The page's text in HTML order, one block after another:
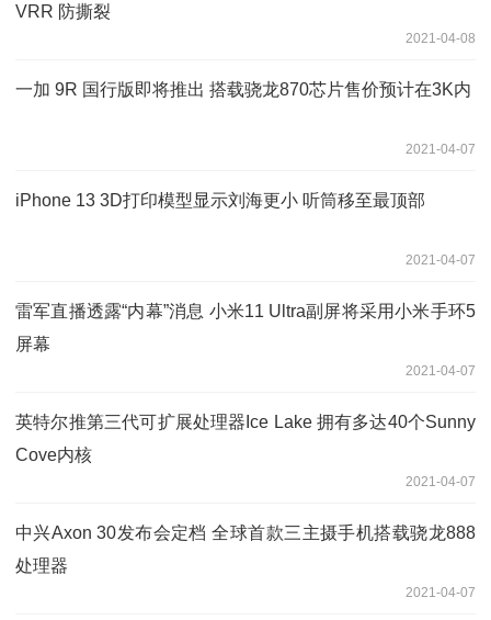
VRR 防撕裂
2021-04-08
一加 9R 国行版即将推出 搭载骁龙870芯片售价预计在3K内
2021-04-07
iPhone 13 3D打印模型显示刘海更小 听筒移至最顶部
2021-04-07
雷军直播透露“内幕”消息 小米11 Ultra副屏将采用小米手环5
屏幕
2021-04-07
英特尔推第三代可扩展处理器Ice Lake 拥有多达40个Sunny
Cove内核
2021-04-07
中兴Axon 30发布会定档 全球首款三主摄手机搭载骁龙888
处理器
2021-04-07